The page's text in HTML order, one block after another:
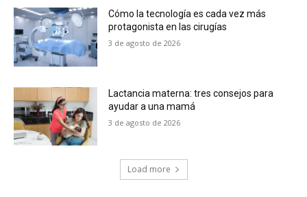
Cómo la tecnología es cada vez más
protagonista en las cirugías
3 de agosto de 2026
Lactancia materna: tres consejos para
ayudar a una mamá
3 de agosto de 2026
Load more